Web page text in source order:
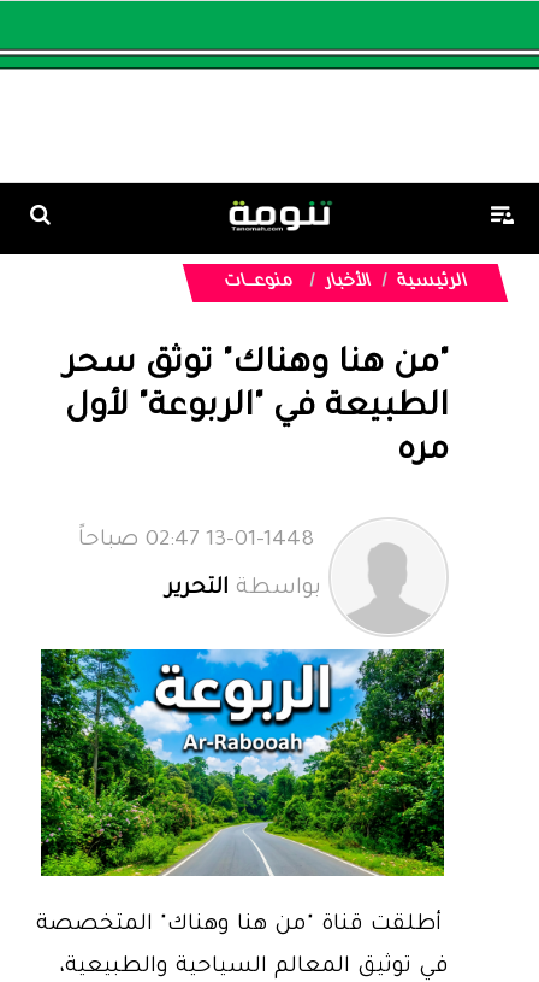
الرئيسية الأخبار منوعـــات
"من هنا وهناك" توثق سحر
الطبيعة في "الربوعة" لأول
مره
بواسطة التحرير
أطلقت قناة "من هنا وهناك" المتخصصة
في توثيق المعالم السياحية والطبيعية،